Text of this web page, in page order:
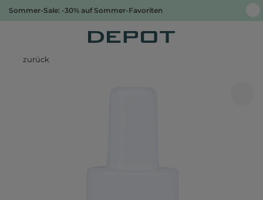
Sommer-Sale: -30% auf Sommer-Favoriten
zurück